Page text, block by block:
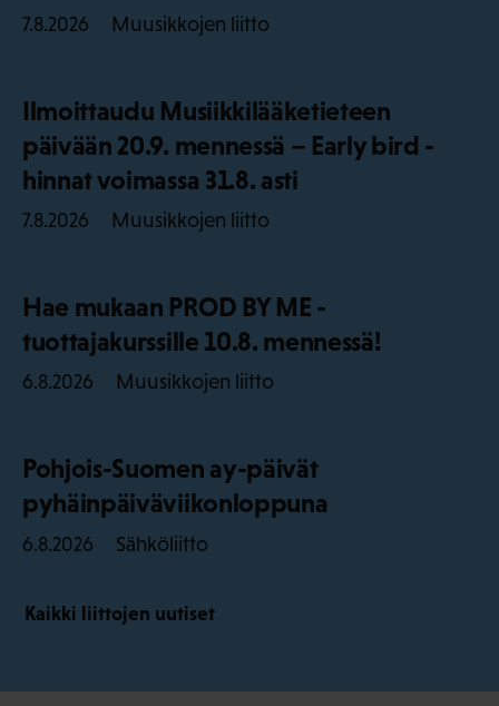
7.8.2026 Muusikkojen liitto
Ilmoittaudu Musiikkilääketieteen
päivään 20.9. mennessä – Early bird -
hinnat voimassa 31.8. asti
7.8.2026 Muusikkojen liitto
Hae mukaan PROD BY ME -
tuottajakurssille 10.8. mennessä!
6.8.2026 Muusikkojen liitto
Pohjois-Suomen ay-päivät
pyhäinpäiväviikonloppuna
6.8.2026 Sähköliitto
Kaikki liittojen uutiset